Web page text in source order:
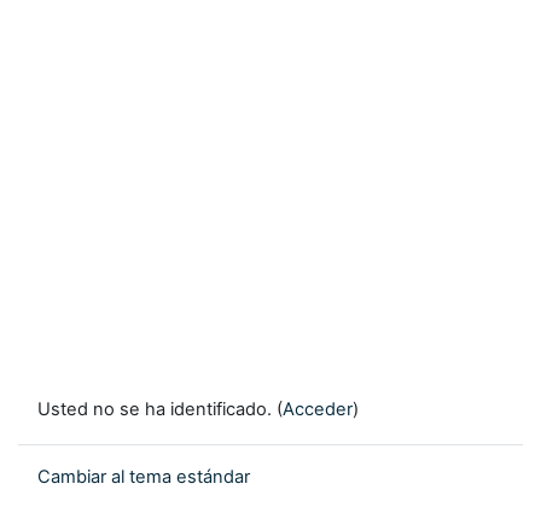
Usted no se ha identificado. (Acceder)
Cambiar al tema estándar